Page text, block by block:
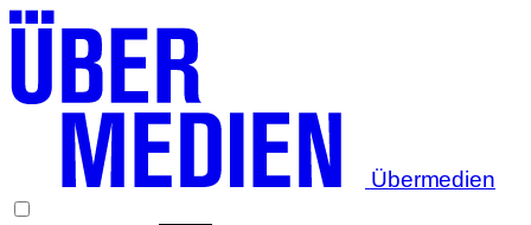
Übermedien